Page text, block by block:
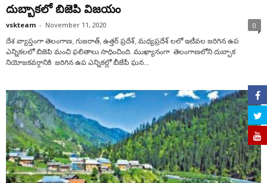
దుబ్బాక‌లో బిజెపి విజ‌యం
vskteam - November 11, 2020 0
దేశ వ్యాప్తంగా తెలంగాణ, గుజరాత్, ఉత్తర్ ప్రదేశ్, మధ్యప్రదేశ్ లలో ఇటీవల జ‌రిగిన ఉప
ఎన్నిక‌లలో బిజెపి మంచి ఫలితాలు సాధించింది. ముఖ్యానంగా తెలంగాణ‌లోని దుబ్బాక‌
నియోజకవర్గానికి జ‌రిగిన ఉప ఎన్నిక‌ల్లో బీజేపీ ఘ‌న...